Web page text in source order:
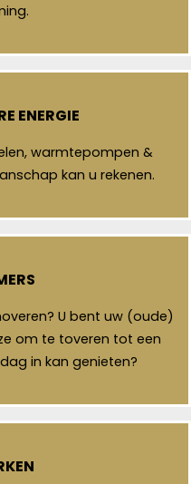
ENERGIE
warmtepompen &
kan u rekenen.
U bent uw (oude)
om te toveren tot een
in kan genieten?